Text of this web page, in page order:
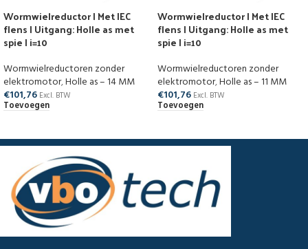
Wormwielreductor | Met IEC
flens | Uitgang: Holle as met
spie | i=10
Wormwielreductoren zonder
elektromotor,Holle as – 14 MM
€101,76 Excl. BTW
Toevoegen
Wormwielreductor | Met IEC
flens | Uitgang: Holle as met
spie | i=10
Wormwielreductoren zonder
elektromotor,Holle as – 11 MM
€101,76 Excl. BTW
Toevoegen